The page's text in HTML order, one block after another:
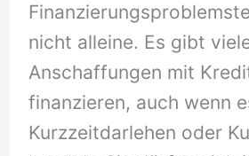
nicht alleine. Es gibt
Anschaffungen mit
finanzieren, auch wenn
Kurzzeitdarlehen oder